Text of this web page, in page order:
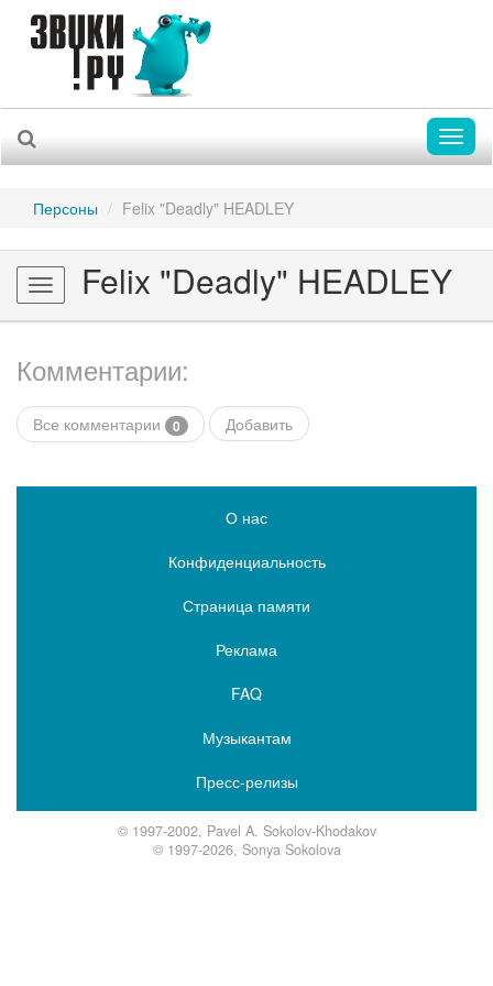
Персоны Felix "Deadly" HEADLEY
Toggle
navigation
Felix "Deadly" HEADLEY
Комментарии:
Все комментарии 0 Добавить
О нас
Конфиденциальность
Страница памяти
Реклама
FAQ
Музыкантам
Пресс-релизы
© 1997-2002, Pavel A. Sokolov-Khodakov
© 1997-2026, Sonya Sokolova